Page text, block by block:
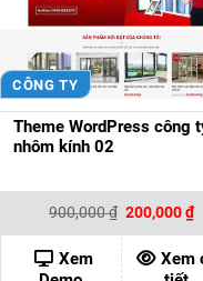
CÔNG TY
Theme WordPress công
nhôm kính 02
900,000₫ Giá
là:
900,000 ₫.
200,000₫
Xem
Xem